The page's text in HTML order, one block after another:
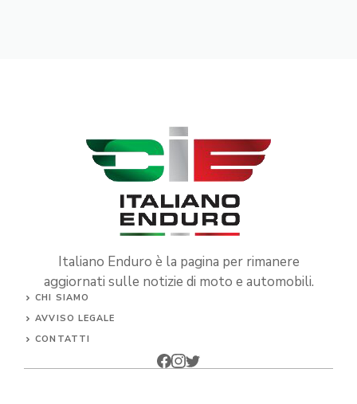
Italiano Enduro è la pagina per rimanere
aggiornati sulle notizie di moto e automobili.
CHI SIAMO
AVVISO LEGALE
CONTATTI